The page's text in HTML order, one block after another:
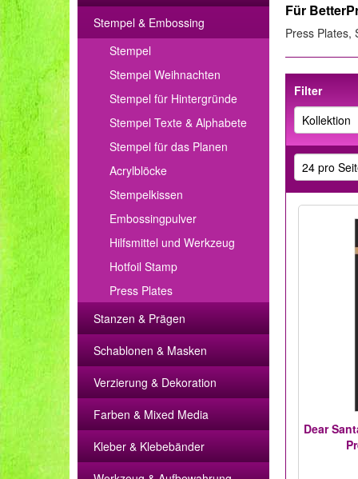
Stempel & Embossing
Stempel
Stempel Weihnachten
Stempel für Hintergründe
Stempel Texte & Alphabete
Stempel für das Planen
Acrylblöcke
Stempelkissen
Embossingpulver
Hilfsmittel und Werkzeug
Hotfoil Stamp
Press Plates
Stanzen & Prägen
Schablonen & Masken
Verzierung & Dekoration
Farben & Mixed Media
Kleber & Klebebänder
Für
Press Plates,
Filter
Dear